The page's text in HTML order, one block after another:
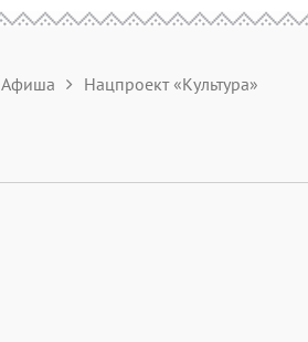
Афиша Нацпроект «Культура»